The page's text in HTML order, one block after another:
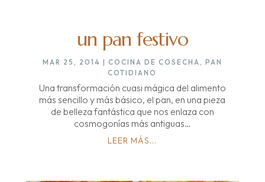
un pan festivo
MAR 25, 2014 | COCINA DE COSECHA
PAN
COTIDIANO
Una transformación cuasi mágica del alimento
más sencillo y más básico, el pan, en una pieza
de belleza fantástica que nos enlaza con
cosmogonías más antiguas…
LEER MÁS...